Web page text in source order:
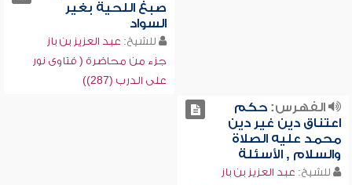
صبغ اللحية بغير
السواد
للشيخ: عبد العزيز بن باز
جزء من محاضرة ( فتاوى نور
على الدرب (287))
الفهرس:حكم
اعتناق دين غير دين
محمد عليه الصلاة
والسلام , الأسئلة
للشيخ: عبد العزيز بن باز